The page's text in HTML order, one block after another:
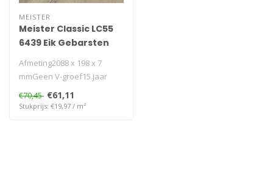
MEISTER
Meister Classic LC55
6439 Eik Gebarsten
Terra
Afmeting2088 x 198 x 7
mmGeen V-groef15 jaar
garantieKlasse AC3 -
31geschikt voo..
€70,45 €61,11
Stukprijs: €19,97 / m²